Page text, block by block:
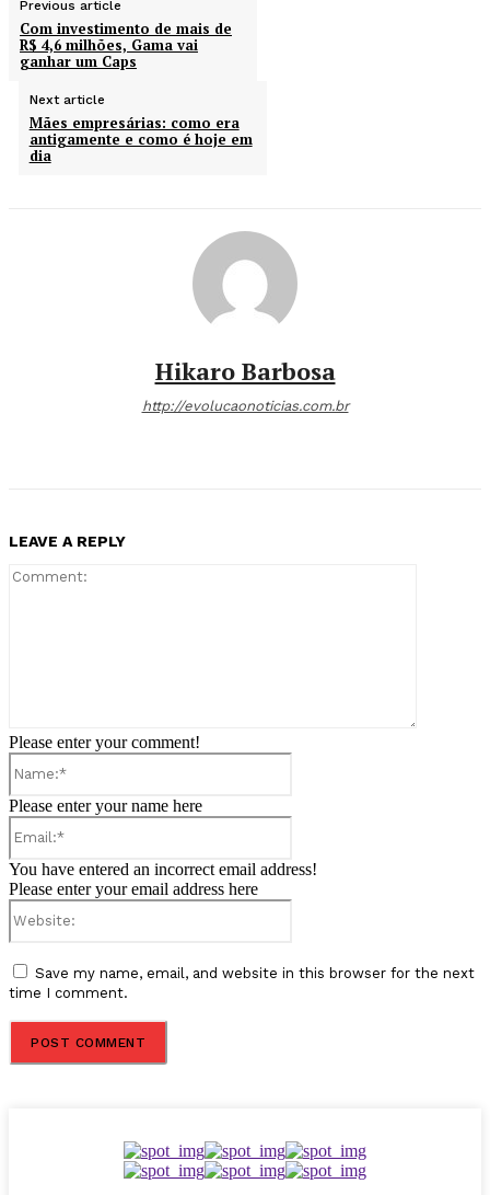
Previous article
Com investimento de mais de
R$ 4,6 milhões, Gama vai
ganhar um Caps
Next article
Mães empresárias: como era
antigamente e como é hoje em
dia
Hikaro Barbosa
http://evolucaonoticias.com.br
LEAVE A REPLY
Please enter your comment!
Please enter your name here
You have entered an incorrect email address!
Please enter your email address here
Save my name, email, and website in this browser for the next
time I comment.